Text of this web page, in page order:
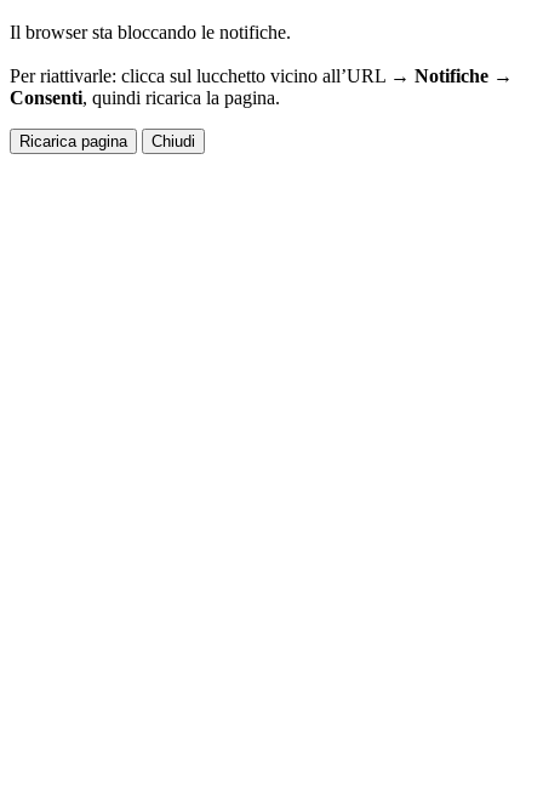
Il browser sta bloccando le notifiche.
Per riattivarle: clicca sul lucchetto vicino all’URL → Notifiche →
Consenti, quindi ricarica la pagina.
Ricarica pagina Chiudi